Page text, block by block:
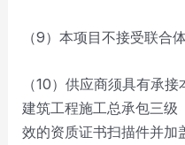
（9）本项目不接受联合
（10）供应商须具有承
建筑工程施工总承包三级
效的资质证书扫描件并加